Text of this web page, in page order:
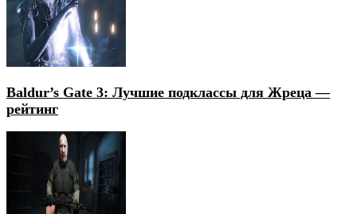
Baldur’s Gate 3: Лучшие подклассы для Жреца —
рейтинг